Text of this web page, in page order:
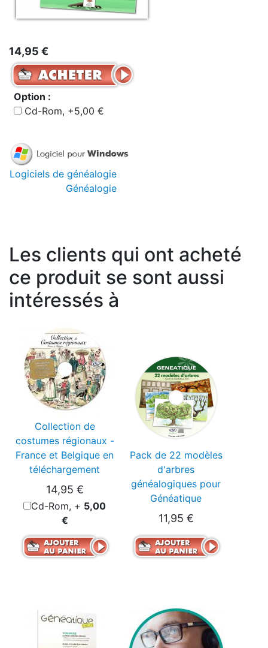
14,95 €
Option :
Cd-Rom, +5,00 €
Logiciels de généalogie
Généalogie
Les clients qui ont acheté
ce produit se sont aussi
intéressés à
Collection de
costumes régionaux -
France et Belgique en
téléchargement
14,95 €
Cd-Rom, + 5,00
€
Pack de 22 modèles
d'arbres
généalogiques pour
Généatique
11,95 €